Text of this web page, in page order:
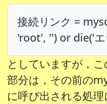
接続リンク =
'root', '') or die('エ
としていますが，こ
部分は，その前の
に呼び出される処理